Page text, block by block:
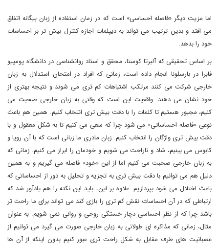
اما مزیت دیگر «فاصله احساسی» است که در زمان استفاده از زبان بیگانه اتفاق
می افتد و بدین ترتیب می تواند به دیپلمات اجازه کنترل بیش تر بر احساسات
خود را بدهد.
بر اساس تحقیقی که آلبرتا کوستا، محقق و استاد روانشناسی در دانشگاه پومپیو
فابرا در بارسلونا انجام داده است، زمانی که افراد در امتحان استدلال به زبان
خارجی شرکت می کنند مرتکب اشتباهات کم تری می شوند و نتیجه بهتری از
خود نشان می دهند. واقعیت این است که وقتی به زبان خارجی صحبت می
کنیم، مجبور هستیم تا کلمات را با دقت بیش تری انتخاب کنیم. همین هم باعث
نوعی «فاصله احساساتی» می شود چرا که سعی می کنیم تا به شکل معقول و با
دقت بیش تری واژگان را انتخاب کنیم. زبان مادری ما زبانی است که با آن رویا و
کابوس می بینیم، شاد و ناراحت می شویم و خودمان را ابراز می کنیم. زمانی که
به زبان خارجی صحبت می کنیم اما از این «خود» فاصله می گیریم و به همین
دلیل هم می توانیم با دقت بیش تری به تجزیه و تحلیل به دور از احساساتی که
باعث اختلال می شود بپردازیم. علاوه بر این، باید این نکته را هم یادآور شد که
ارتباطی که در آن احساسات نقش کم تری را بازی کند می تواند برای ما راحت تر
باشد چرا که از نظر احساسی دچار خستگی روحی و روانی نمی شویم. به عنوان
مثال، زمانی که مذاکره ای طولانی به زبان خارجی صورت می گیرد می توانیم از
عصبانیت های طرف مقابل به شکل راحت تری عبور کنیم بدون اینکه از آن ها